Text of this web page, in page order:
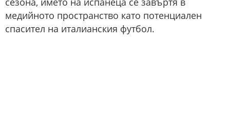
медийното пространство като потенциален
спасител на италианския футбол.